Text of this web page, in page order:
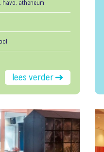
atheneum
lees verder